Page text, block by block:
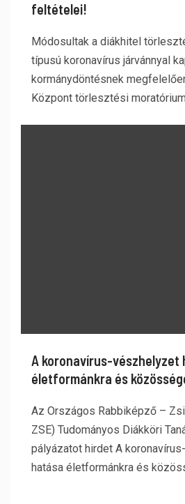
feltételei!
Módosultak a diákhitel
típusú koronavírus járvánnyal
kormánydöntésnek
Központ törlesztési
A koronavírus-vészhelyzet
életformánkra és
Az Országos Rabbiképző –
ZSE) Tudományos Diákköri
pályázatot hirdet A
hatása életformánkra és